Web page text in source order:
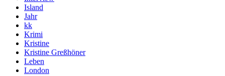
Island
Jahr
kk
Krimi
Kristine
Kristine Greßhöner
Leben
London